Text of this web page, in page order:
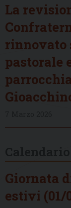
La
rinnovato
pastorale
Giornata
estivi (01/